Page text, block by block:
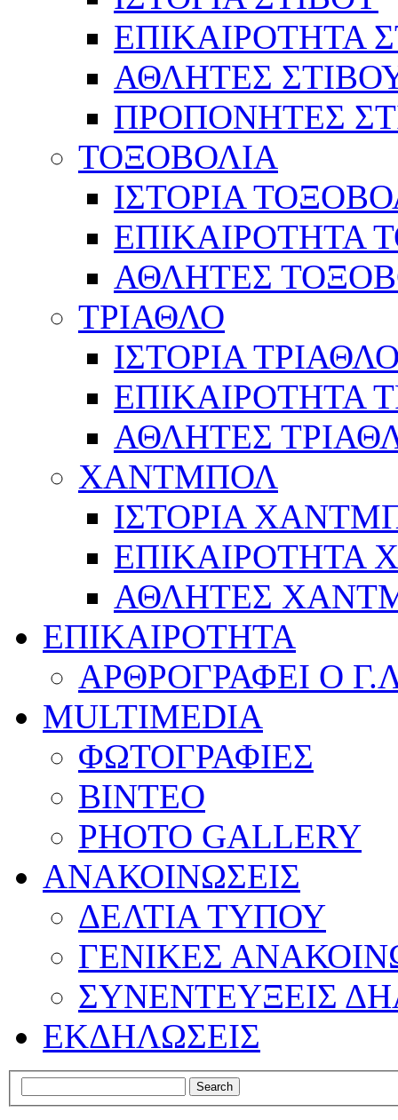
ΕΠΙΚΑΙΡΟΤΗΤΑ
ΑΘΛΗΤΕΣ
ΠΡΟΠΟΝΗΤΕΣ
ΤΟΞΟΒΟΛΙΑ
ΙΣΤΟΡΙΑ
ΕΠΙΚΑΙΡΟΤΗΤΑ
ΑΘΛΗΤΕΣ
ΤΡΙΑΘΛΟ
ΙΣΤΟΡΙΑ
ΕΠΙΚΑΙΡΟΤΗΤΑ
ΑΘΛΗΤΕΣ
ΧΑΝΤΜΠΟΛ
ΙΣΤΟΡΙΑ
ΕΠΙΚΑΙΡΟΤΗΤΑ
ΑΘΛΗΤΕΣ
ΕΠΙΚΑΙΡΟΤΗΤΑ
ΑΡΘΡΟΓΡΑΦΕΙ Ο
MULTIMEDIA
ΦΩΤΟΓΡΑΦΙΕΣ
ΒΙΝΤΕΟ
PHOTO GALLERY
ΑΝΑΚΟΙΝΩΣΕΙΣ
ΔΕΛΤΙΑ ΤΥΠΟΥ
ΓΕΝΙΚΕΣ
ΣΥΝΕΝΤΕΥΞΕΙΣ
ΕΚΔΗΛΩΣΕΙΣ